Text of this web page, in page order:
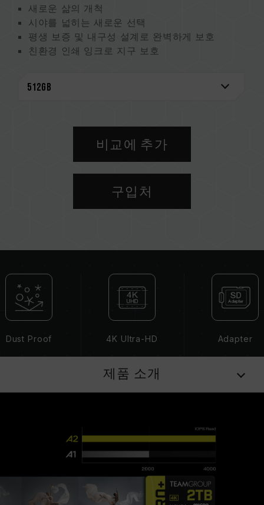
새로운 삶의 개척
시야를 넓히는 새로운 선택
평생 보증 및 내구성 설계로 완벽하게 보호
친환경 인쇄 잉크로 지구 보호
비교에 추가
구입처
Dust Proof 4K Ultra-HD Adapter
제품 소개